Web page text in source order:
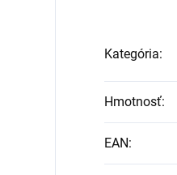
Kategória:
Hmotnosť:
EAN: